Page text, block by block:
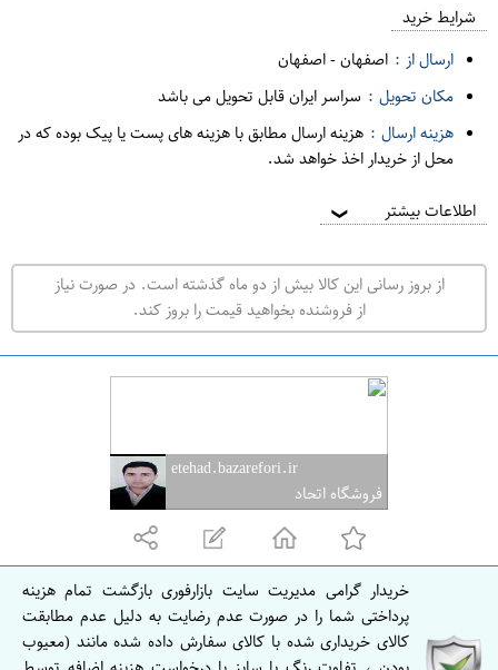
م
ه
ف
ر
و
ش
ی
ت
ه
ر
ا
شرایط خرید
ارسال از : اصفهان-اصفهان
مکان تحویل : سراسر ایران قابل تحویل می باشد
هزینه ارسال : هزینه ارسال مطابق با هزینه های پست یا پیک بوده که در
محل از خریدار اخذ خواهد شد.
اطلاعات بیشتر ❯
از بروز رسانی این کالا بیش از دو ماه گذشته است. در صورت نیاز
از فروشنده بخواهید قیمت را بروز کند.
etehad.bazarefori.ir
فروشگاه اتحاد
خریدار گرامی مدیریت سایت بازارفوری بازگشت تمام هزینه
پرداختی شما را در صورت عدم رضایت به دلیل عدم مطابقت
کالای خریداری شده با کالای سفارش داده شده مانند (معیوب